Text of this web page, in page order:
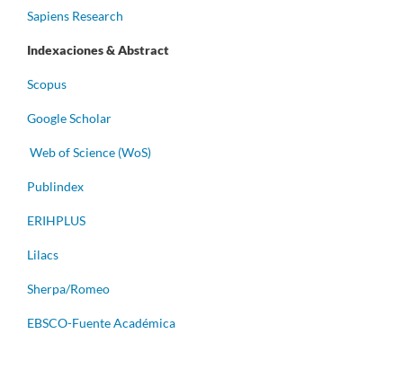
Sapiens Research
Indexaciones & Abstract
Scopus
Google Scholar
Web of Science (WoS)
Publindex
ERIHPLUS
Lilacs
Sherpa/Romeo
EBSCO-Fuente Académica